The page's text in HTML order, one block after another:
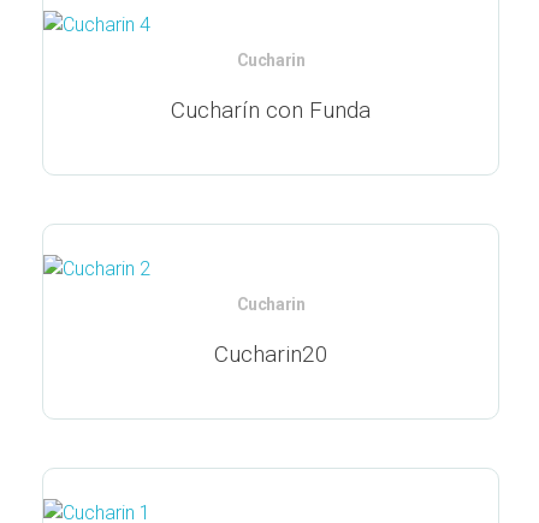
Cucharín con Funda
Cucharin
Cucharin20
Cucharin